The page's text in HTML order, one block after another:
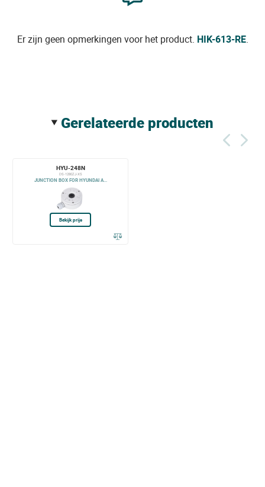
Er zijn geen opmerkingen voor het product. HIK-613-RE.
gerelateerde producten
HYU-248N
DS-1280ZJ-XS
JUNCTION BOX FOR HYUNDAI A...
Bekijk prijs